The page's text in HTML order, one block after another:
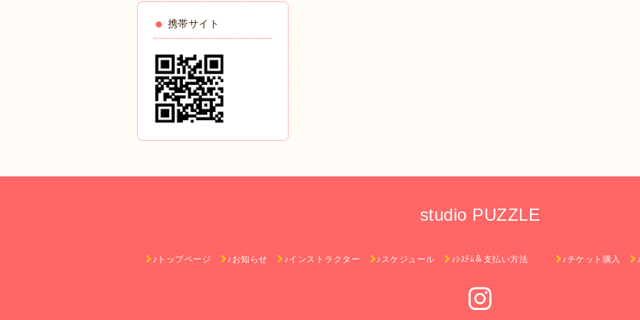
携帯サイト
studio PUZZLE
♪トップページ ♪お知らせ ♪インストラクター ♪スケジュール ♪ｼｽﾃﾑ＆支払い方法 ♪チケット購入